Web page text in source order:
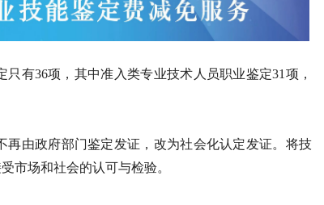
有36项，其中准入类专业技术人员职业鉴定31项，
由政府部门鉴定发证，改为社会化认定发证。将技
市场和社会的认可与检验。